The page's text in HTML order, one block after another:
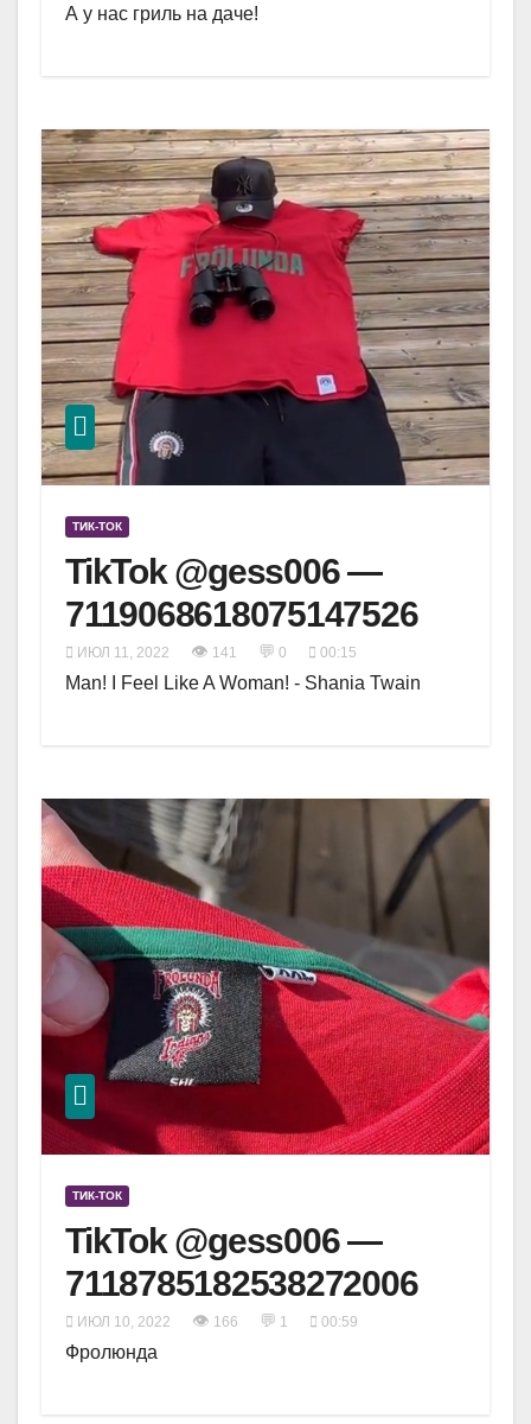
А у нас гриль на даче!
ТИК-ТОК
TikTok @gess006 —
7119068618075147526
ИЮЛ 11, 2022 👁 141 💬 0 00:15
Man! I Feel Like A Woman! - Shania Twain
ТИК-ТОК
TikTok @gess006 —
7118785182538272006
ИЮЛ 10, 2022 👁 166 💬 1 00:59
Фролюнда